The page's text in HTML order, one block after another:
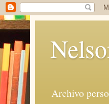
Archivo